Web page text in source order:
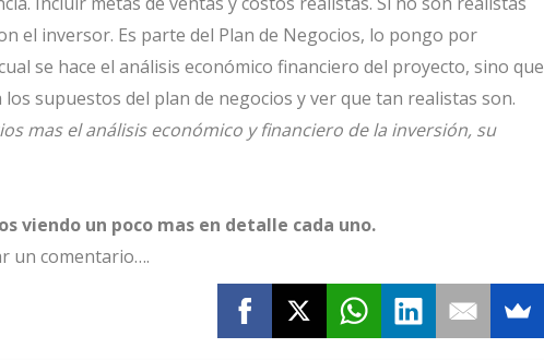
el inversor. Es parte del Plan de Negocios, lo pongo por
se hace el análisis económico financiero del proyecto, sino que
supuestos del plan de negocios y ver que tan realistas son.
mas el análisis económico y financiero de la inversión, su
viendo un poco mas en detalle cada uno.
un comentario….